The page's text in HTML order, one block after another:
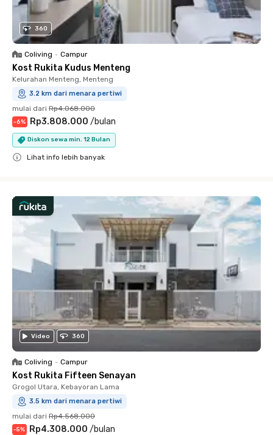
360
Coliving • Campur
Kost Rukita Kudus Menteng
Kelurahan Menteng, Menteng
3.2 km dari menara pertiwi
mulai dari Rp4.068.000
-6% Rp3.808.000 /bulan
Diskon sewa min. 12 Bulan
Lihat info lebih banyak
Video 360
Coliving • Campur
Kost Rukita Fifteen Senayan
Grogol Utara, Kebayoran Lama
3.5 km dari menara pertiwi
mulai dari Rp4.568.000
-5% Rp4.308.000 /bulan